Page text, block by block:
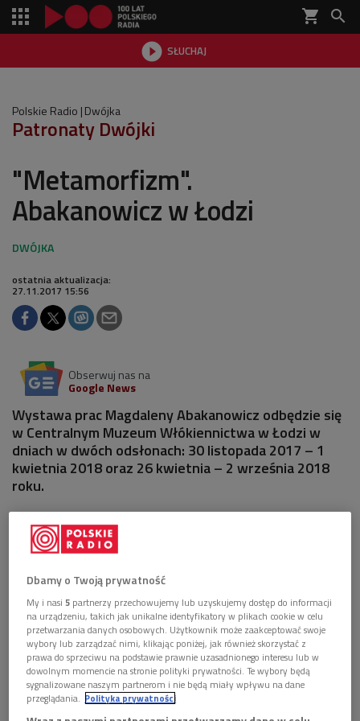
shopping_cart 
 SŁUCHAJ

Polskie Radio Dwójka
Patronaty Dwójki
"Metamorfizm".
Abakanowicz w Łodzi
ostatnia aktualizacja:
27.11.2017 15:56
Obserwuj nas na
Google News
Wystawa prac Magdaleny Abakanowicz odbędzie się
w Centralnym Muzeum Włókiennictwa w Łodzi w
dniach w dwóch odsłonach: 30 listopada 2017 – 1
kwietnia 2018 oraz 26 kwietnia – 2 września 2018
roku.
Dbamy o Twoją prywatność
My i nasi5 partnerzy przechowujemy lub uzyskujemy dostęp do informacji
na urządzeniu, takich jak unikalne identyfikatory w plikach cookie w celu
przetwarzania danych osobowych. Użytkownik może zaakceptować swoje
wybory lub zarządzać nimi, klikając poniżej, jak również skorzystać z
prawa do sprzeciwu na podstawie prawnie uzasadnionego interesu lub w
dowolnym momencie na stronie polityki prywatności. Te wybory będą
sygnalizowane naszym partnerom i nie będą miały wpływu na dane
przeglądania. Polityka prywatności